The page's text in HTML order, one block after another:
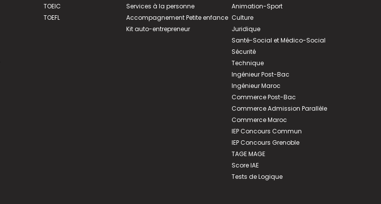
TOEIC
TOEFL
Services à la personne
Accompagnement Petite enfance
Kit auto-entrepreneur
Animation-Sport
Culture
Juridique
Santé-Social et Médico-Social
Sécurité
Technique
Ingénieur Post-Bac
Ingénieur Maroc
Commerce Post-Bac
Commerce Admission Parallèle
Commerce Maroc
IEP Concours Commun
IEP Concours Grenoble
TAGE MAGE
Score IAE
Tests de Logique